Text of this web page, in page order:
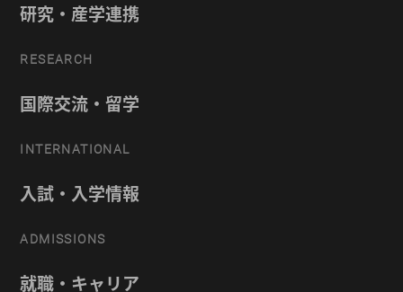
研究・産学連携
RESEARCH
国際交流・留学
INTERNATIONAL
入試・入学情報
ADMISSIONS
就職・キャリア